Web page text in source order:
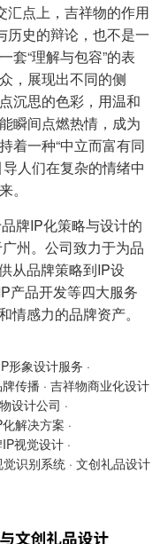
汇点上，吉祥物的作用
历史的辩论，也不是一
套“理解与包容”的表
，展现出不同的侧
沉思的色彩，用温和
瞬间点燃热情，成为
着一种“中立而富有同
人们在复杂的情绪中
。
牌IP化策略与设计的
州。公司致力于为品
从品牌策略到IP设
产品开发等四大服务
感力的品牌资产。
形象设计服务 ·
传播 · 吉祥物商业化设计
设计公司 ·
解决方案 ·
视觉设计 ·
识别系统 · 文创礼品设计